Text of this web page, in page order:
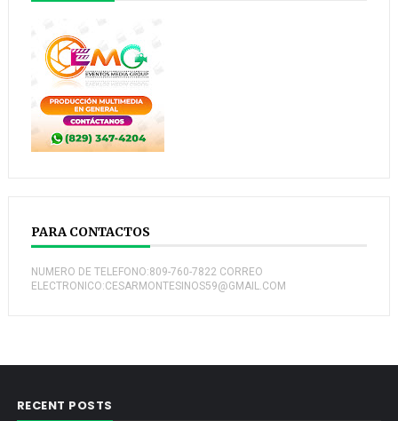
PARA CONTACTOS
NUMERO DE TELEFONO:809-760-7822 CORREO
ELECTRONICO:CESARMONTESINOS59@GMAIL.COM
RECENT POSTS